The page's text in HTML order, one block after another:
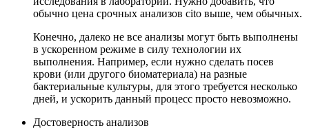
обычно цена срочных анализов cito выше, чем обычных.
Конечно, далеко не все анализы могут быть выполнены
в ускоренном режиме в силу технологии их
выполнения. Например, если нужно сделать посев
крови (или другого биоматериала) на разные
бактериальные культуры, для этого требуется несколько
дней, и ускорить данный процесс просто невозможно.
Достоверность анализов